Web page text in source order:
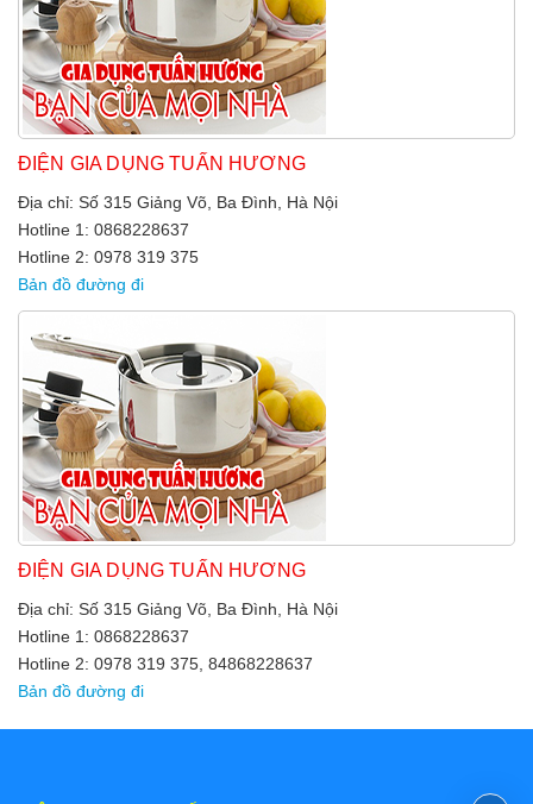
ĐIỆN GIA DỤNG TUẤN HƯƠNG
Địa chỉ: Số 315 Giảng Võ, Ba Đình, Hà Nội
Hotline 1: 0868228637
Hotline 2: 0978 319 375
Bản đồ đường đi
ĐIỆN GIA DỤNG TUẤN HƯƠNG
Địa chỉ: Số 315 Giảng Võ, Ba Đình, Hà Nội
Hotline 1: 0868228637
Hotline 2: 0978 319 375, 84868228637
Bản đồ đường đi